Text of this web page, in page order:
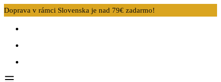
Doprava v rámci Slovenska je nad 79€ zadarmo!